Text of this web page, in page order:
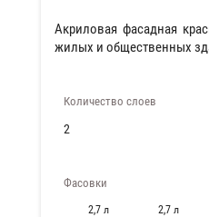
Акриловая фасадная
жилых и общественных
Количество слоев
2
Фасовки
2,7 л 2,7 л